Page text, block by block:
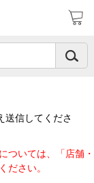
送信してくださ
ついては、「店舗・
ださい。